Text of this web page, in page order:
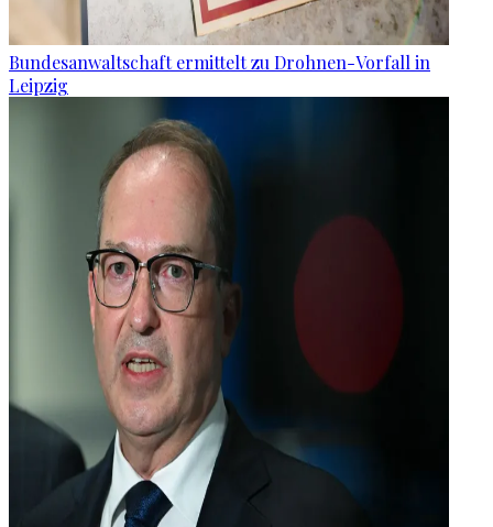
Bundesanwaltschaft ermittelt zu Drohnen-Vorfall in
Leipzig